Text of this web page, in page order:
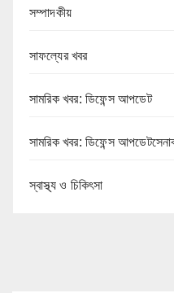
সম্পাদকীয়
সাফল্যের খবর
সামরিক খবর: ডিফেন্স আপডেট
সামরিক খবর: ডিফেন্স
স্বাস্থ্য ও চিকিৎসা